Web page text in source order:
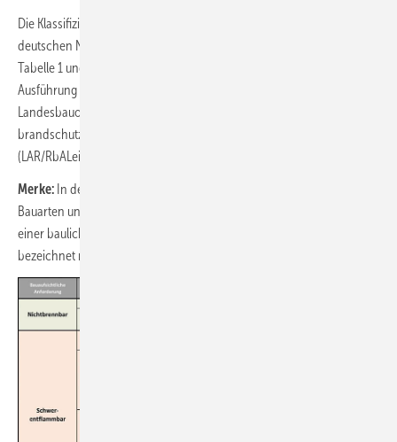
Die Klassifizierung nach Euronorm DIN EN 13 501-1 kann von der
deutschen Norm DIN 4102-4 abweichen, weshalb die Aufteilung in
Tabelle 1 und Tabelle 2 vorgenommen wurde. Die Planung und
Ausführung von Entwässerungsanlagen muss nach der jeweiligen
Landesbauordnung (LBO) sowie der Richtlinie über
brandschutztechnische Anforderungen an Leitungsanlagen
(LAR/RbALei) der Länder erfolgen.
Merke: In den Bauordnungen wird zwischen Bauprodukten und
Bauarten unterschieden. Das Zusammenfügen von Bauprodukten zu
einer baulichen Anlage oder zu einem Teil einer baulichen Anlage
bezeichnet man als Bauart.